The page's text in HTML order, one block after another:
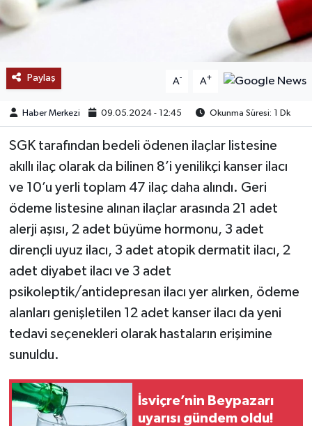
Paylaş A- A+
Haber Merkezi 09.05.2024 - 12:45 Okunma Süresi: 1 Dk
SGK tarafından bedeli ödenen ilaçlar listesine
akıllı ilaç olarak da bilinen 8’i yenilikçi kanser ilacı
ve 10’u yerli toplam 47 ilaç daha alındı. Geri
ödeme listesine alınan ilaçlar arasında 21 adet
alerji aşısı, 2 adet büyüme hormonu, 3 adet
dirençli uyuz ilacı, 3 adet atopik dermatit ilacı, 2
adet diyabet ilacı ve 3 adet
psikoleptik/antidepresan ilacı yer alırken, ödeme
alanları genişletilen 12 adet kanser ilacı da yeni
tedavi seçenekleri olarak hastaların erişimine
sunuldu.
İsviçre’nin Beypazarı
uyarısı gündem oldu!
EĞİTİM
KEŞFET
POPÜLER
DÜNYA
TREND
OTOMOTİV
TEKNOLOJİ
YAŞAM
KÜLTÜR SANAT